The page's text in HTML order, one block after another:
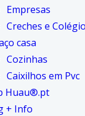
Empresas
Creches e
casa
Cozinhas
Caixilhos em Pvc
Huau®.pt
+ Info